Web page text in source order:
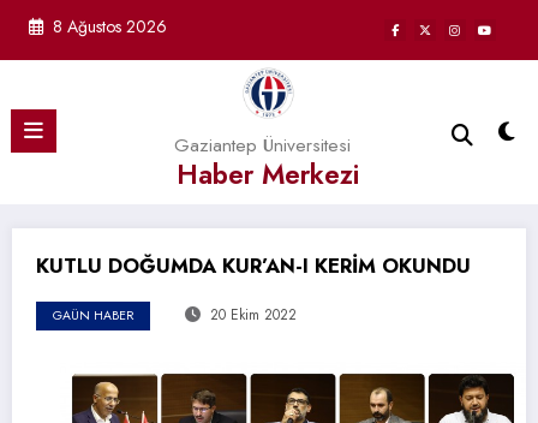
8 Ağustos 2026
Gaziantep Üniversitesi
Haber Merkezi
KUTLU DOĞUMDA KUR’AN-I KERİM OKUNDU
GAÜN HABER 20 Ekim 2022